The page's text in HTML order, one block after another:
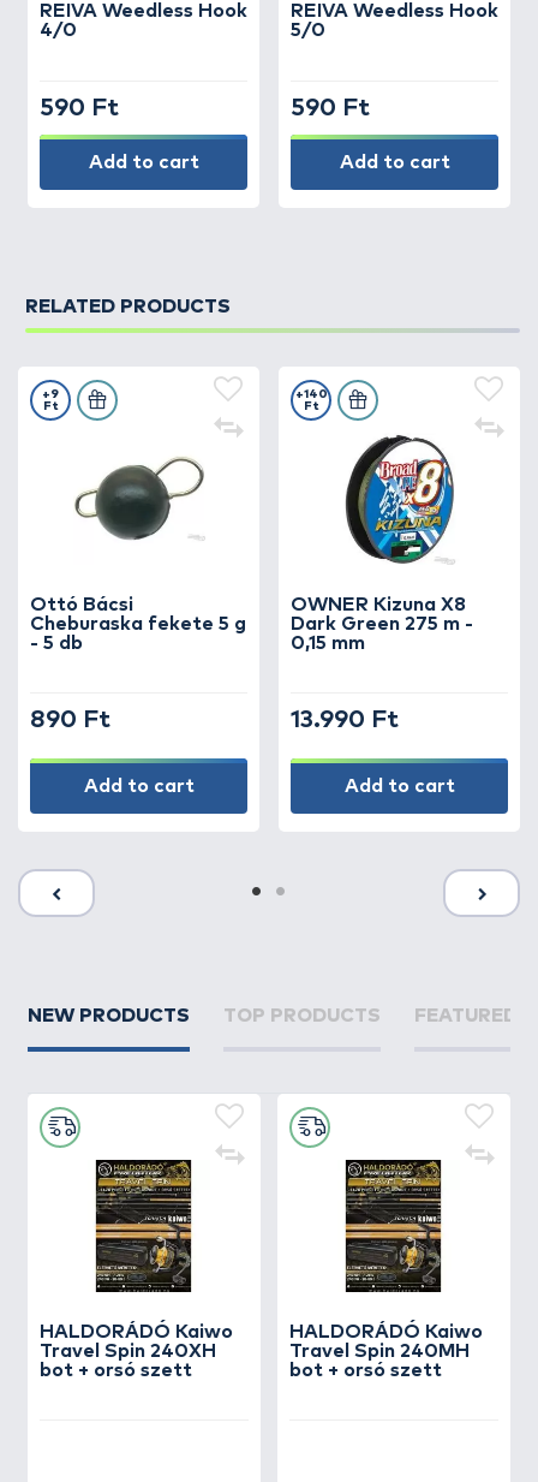
REIVA Weedless Hook
4/0
590 Ft
Add to cart
REIVA Weedless Hook
5/0
590 Ft
Add to cart
RELATED PRODUCTS
Ottó Bácsi
Cheburaska fekete 5 g
- 5 db
+9
Ft
890 Ft
Add to cart
OWNER Kizuna X8
Dark Green 275 m -
0,15 mm
+140
Ft
13.990 Ft
Add to cart
NEW PRODUCTS TOP PRODUCTS FEATURED
HALDORÁDÓ Kaiwo
Travel Spin 240XH
bot + orsó szett
HALDORÁDÓ Kaiwo
Travel Spin 240MH
bot + orsó szett